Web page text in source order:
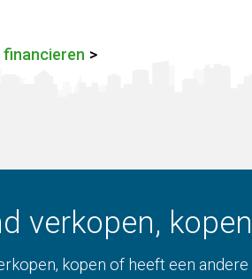
financieren >
verkopen,
kopen of heeft een